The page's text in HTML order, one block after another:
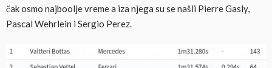
čak osmo najboolje vreme a iza njega su se našli Pierre Gasly,
Pascal Wehrlein i Sergio Perez.